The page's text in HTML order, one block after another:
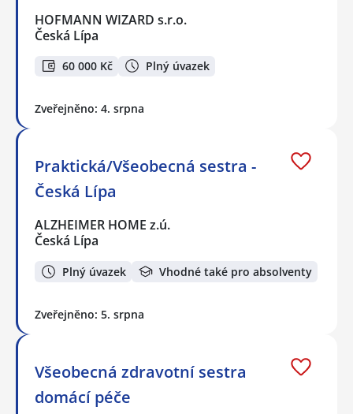
HOFMANN WIZARD s.r.o.
Česká Lípa
60 000 Kč Plný úvazek
Zveřejněno: 4. srpna
Praktická/Všeobecná sestra -
Česká Lípa
ALZHEIMER HOME z.ú.
Česká Lípa
Plný úvazek Vhodné také pro absolventy
Zveřejněno: 5. srpna
Všeobecná zdravotní sestra
domácí péče